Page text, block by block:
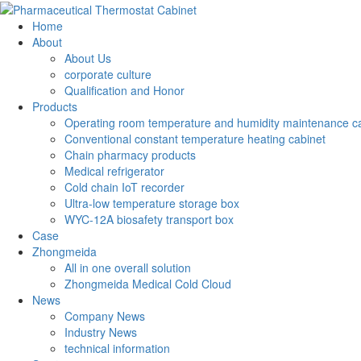
Home
About
About Us
corporate culture
Qualification and Honor
Products
Operating room temperature and humidity maintenance
Conventional constant temperature heating cabinet
Chain pharmacy products
Medical refrigerator
Cold chain IoT recorder
Ultra-low temperature storage box
WYC-12A biosafety transport box
Case
Zhongmeida
All in one overall solution
Zhongmeida Medical Cold Cloud
News
Company News
Industry News
technical information